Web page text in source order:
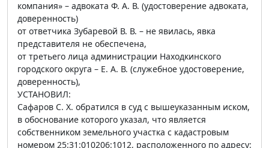
компания» – адвоката Ф. А. В. (удостоверение адвоката,
доверенность)
от ответчика Зубаревой В. В. – не явилась, явка
представителя не обеспечена,
от третьего лица администрации Находкинского
городского округа – Е. А. В. (служебное удостоверение,
доверенность),
УСТАНОВИЛ:
Сафаров С. Х. обратился в суд с вышеуказанным иском,
в обоснование которого указал, что является
собственником земельного участка с кадастровым
номером 25:31:010206:1012, расположенного по адресу: